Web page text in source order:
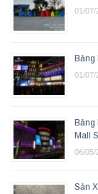
01/07/
Bảng
01/07/
Bảng
Mall
06/05/
Sản